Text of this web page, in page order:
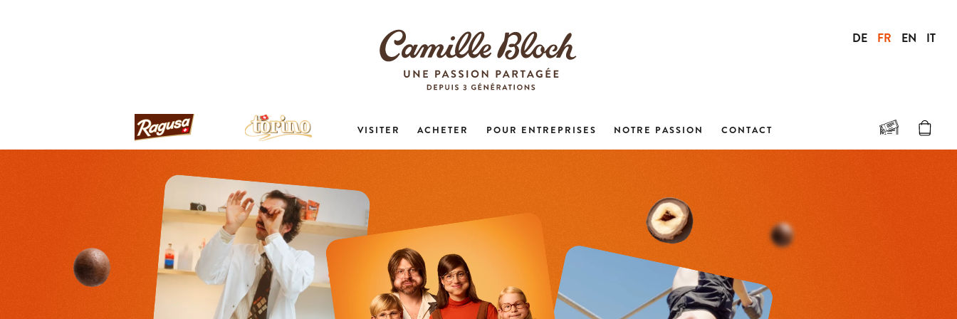
DE FR EN IT
VISITER ACHETER POUR ENTREPRISES NOTRE PASSION CONTACT